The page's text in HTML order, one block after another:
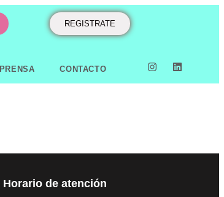
REGISTRATE
PRENSA CONTACTO
Horario de atención